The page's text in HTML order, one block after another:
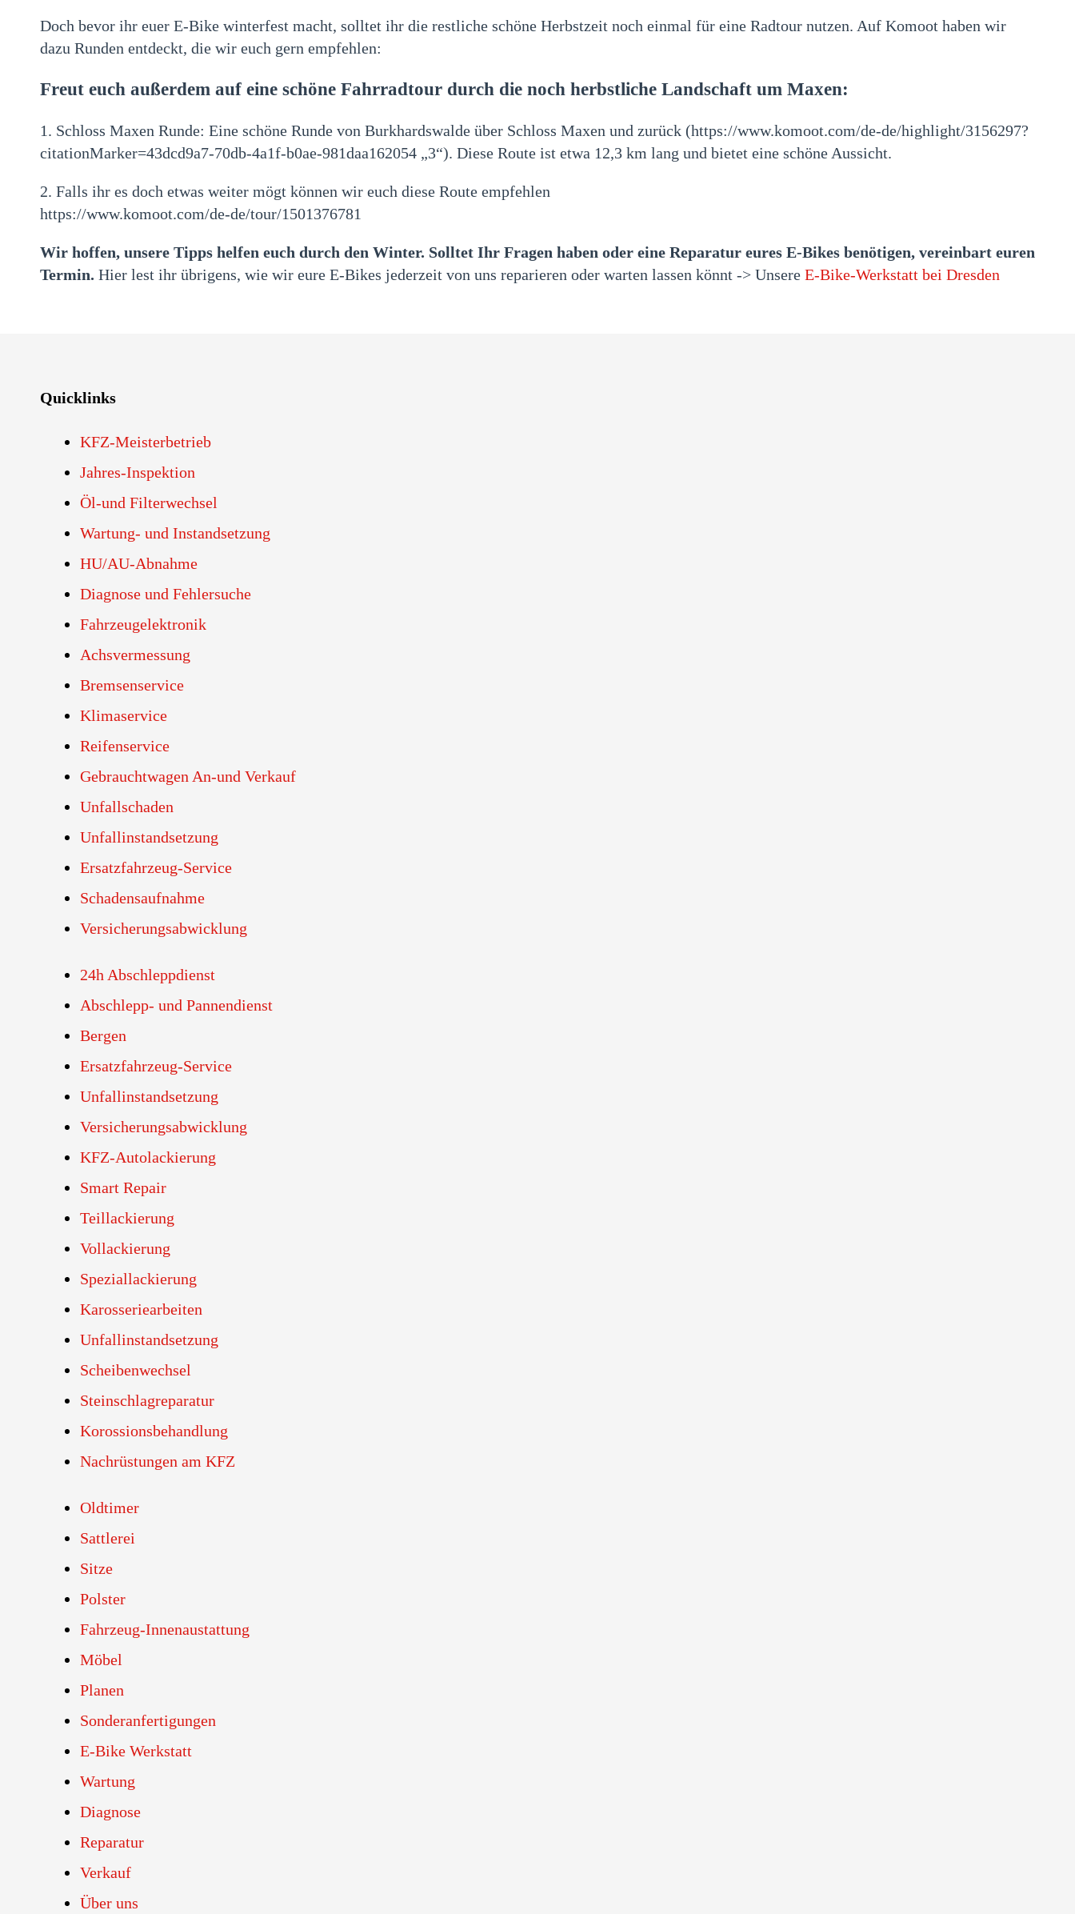
Doch bevor ihr euer E-Bike winterfest macht, solltet ihr die restliche schöne Herbstzeit noch einmal für eine Radtour nutzen. Auf Komoot haben wir
dazu Runden entdeckt, die wir euch gern empfehlen:
Freut euch außerdem auf eine schöne Fahrradtour durch die noch herbstliche Landschaft um Maxen:
1. Schloss Maxen Runde: Eine schöne Runde von Burkhardswalde über Schloss Maxen und zurück (https://www.komoot.com/de-de/highlight/3156297?
citationMarker=43dcd9a7-70db-4a1f-b0ae-981daa162054 „3“). Diese Route ist etwa 12,3 km lang und bietet eine schöne Aussicht.
2. Falls ihr es doch etwas weiter mögt können wir euch diese Route empfehlen
https://www.komoot.com/de-de/tour/1501376781
Wir hoffen, unsere Tipps helfen euch durch den Winter. Solltet Ihr Fragen haben oder eine Reparatur eures E-Bikes benötigen, vereinbart euren
Termin. Hier lest ihr übrigens, wie wir eure E-Bikes jederzeit von uns reparieren oder warten lassen könnt -> Unsere E-Bike-Werkstatt bei Dresden
Quicklinks
KFZ-Meisterbetrieb
Jahres-Inspektion
Öl-und Filterwechsel
Wartung- und Instandsetzung
HU/AU-Abnahme
Diagnose und Fehlersuche
Fahrzeugelektronik
Achsvermessung
Bremsenservice
Klimaservice
Reifenservice
Gebrauchtwagen An-und Verkauf
Unfallschaden
Unfallinstandsetzung
Ersatzfahrzeug-Service
Schadensaufnahme
Versicherungsabwicklung
24h Abschleppdienst
Abschlepp- und Pannendienst
Bergen
Ersatzfahrzeug-Service
Unfallinstandsetzung
Versicherungsabwicklung
KFZ-Autolackierung
Smart Repair
Teillackierung
Vollackierung
Speziallackierung
Karosseriearbeiten
Unfallinstandsetzung
Scheibenwechsel
Steinschlagreparatur
Korossionsbehandlung
Nachrüstungen am KFZ
Oldtimer
Sattlerei
Sitze
Polster
Fahrzeug-Innenaustattung
Möbel
Planen
Sonderanfertigungen
E-Bike Werkstatt
Wartung
Diagnose
Reparatur
Verkauf
Über uns